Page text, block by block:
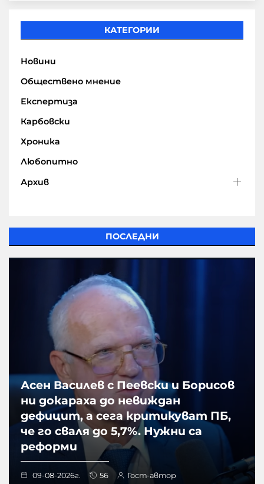
КАТЕГОРИИ
Новини
Обществено мнение
Експертиза
Карбовски
Хроника
Любопитно
Архив
ПОСЛЕДНИ
Асен Василев с Пеевски и Борисов
ни докараха до невиждан
дефицит, а сега критикуват ПБ,
че го сваля до 5,7%. Нужни са
реформи
09-08-2026г. 56 Гост-автор